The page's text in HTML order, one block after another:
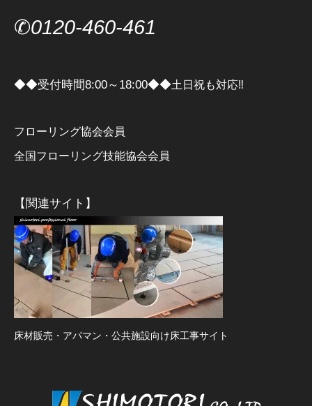
✆0120-460-461
◆◆受付時間8:00～18:00◆◆土日祝も対応‼
フローリング協会会員
全国フローリング技能協会会員
【関連サイト】
床材販売・アパマン・公共施設向け床工事サイト